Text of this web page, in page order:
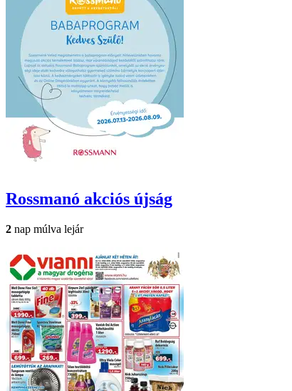
Rossmanó akciós újság
2 nap múlva lejár